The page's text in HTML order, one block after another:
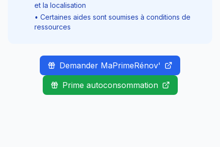
et la localisation
• Certaines aides sont soumises à conditions de
ressources
Demander MaPrimeRénov'
Prime autoconsommation